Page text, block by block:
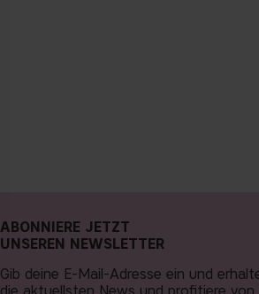
ABONNIERE JETZT
UNSEREN NEWSLETTER
Gib deine E-Mail-Adresse ein und